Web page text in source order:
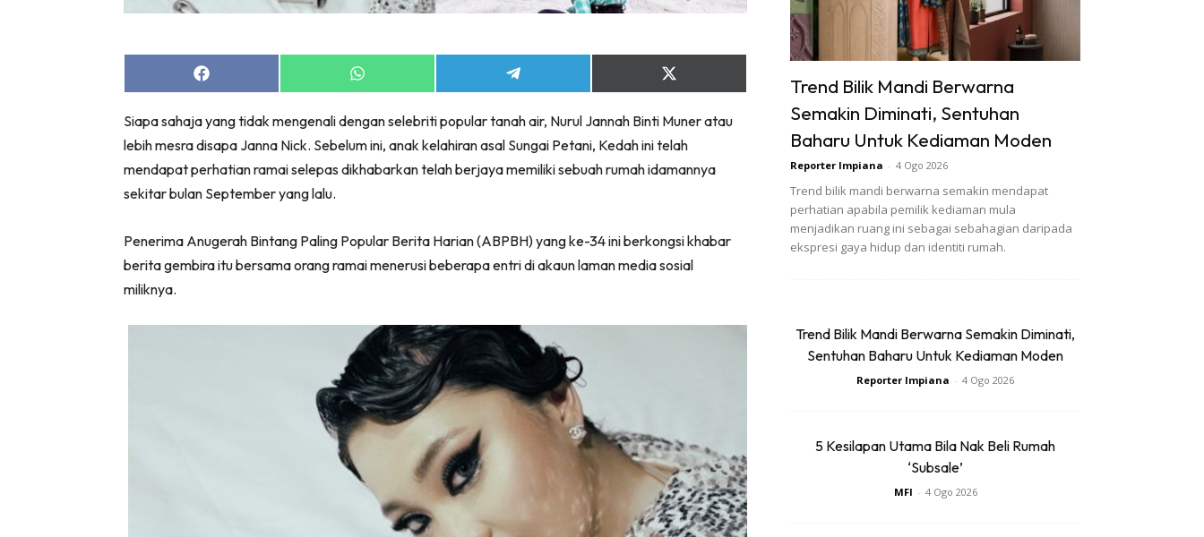
Dapur
Ruang Makan
Ruang Tamu
Menarik Lagi
Makeover Ruang Selebriti
Destinasi
Kafe
Hartanah
High Rise
Landed
Video
Beli Di Mana
Buat Sendiri
Ilham Impiana
Ilham Impiana 360
Share
on
Share
on
Share
on
Share
on
(Twitter)
Siapa sahaja yang tidak mengenali dengan selebriti popular tanah air, Nurul Jannah Binti Muner atau
lebih mesra disapa Janna Nick. Sebelum ini, anak kelahiran asal Sungai Petani, Kedah ini telah
mendapat perhatian ramai selepas dikhabarkan telah berjaya memiliki sebuah rumah idamannya
sekitar bulan September yang lalu.
Penerima Anugerah Bintang Paling Popular Berita Harian (ABPBH) yang ke-34 ini berkongsi khabar
berita gembira itu bersama orang ramai menerusi beberapa entri di akaun laman media sosial
miliknya.
Trend Bilik Mandi Berwarna
Semakin Diminati, Sentuhan
Baharu Untuk Kediaman Moden
Reporter Impiana - 4 Ogo 2026
Trend bilik mandi berwarna semakin mendapat
perhatian apabila pemilik kediaman mula
menjadikan ruang ini sebagai sebahagian daripada
ekspresi gaya hidup dan identiti rumah.
Trend Bilik Mandi Berwarna Semakin Diminati,
Sentuhan Baharu Untuk Kediaman Moden
Reporter Impiana - 4 Ogo 2026
5 Kesilapan Utama Bila Nak Beli Rumah
‘Subsale’
MFI - 4 Ogo 2026